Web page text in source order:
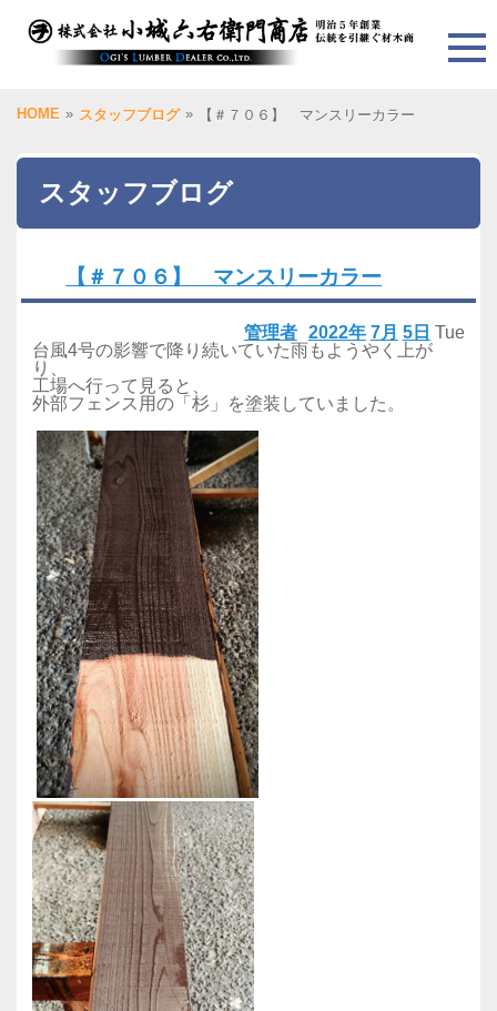
HOME » スタッフブログ » 【＃７０６】 マンスリーカラー
スタッフブログ
【＃７０６】 マンスリーカラー
2022年 7月 5日 Tue
管理者
台風4号の影響で降り続いていた雨もようやく上が
り、
工場へ行って見ると、
外部フェンス用の「杉」を塗装していました。